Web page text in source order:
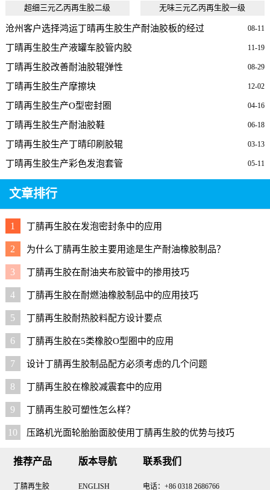
超细三元乙丙再生胶二级 无味三元乙丙再生胶一级
08-11
沧州客户选择鸿运丁晴再生胶生产耐油胶板的经过
11-19
丁晴再生胶生产液罐车胶管内胶
08-29
丁晴再生胶改善耐油胶辊弹性
12-02
丁晴再生胶生产摩擦块
04-16
丁晴再生胶生产O型密封圈
06-18
丁晴再生胶生产耐油胶鞋
03-13
丁晴再生胶生产丁晴印刷胶辊
05-11
丁晴再生胶生产彩色发泡套管
文章排行
1 丁腈再生胶在发泡密封条中的应用
2 为什么丁腈再生胶主要用途是生产耐油橡胶制品？
3 丁腈再生胶在耐油夹布胶管中的掺用技巧
4 丁腈再生胶在耐燃油橡胶制品中的应用技巧
5 丁腈再生胶耐热胶料配方设计要点
6 丁腈再生胶在5类橡胶O型圈中的应用
7 设计丁腈再生胶制品配方必须考虑的几个问题
8 丁腈再生胶在橡胶减震套中的应用
9 丁腈再生胶可塑性怎么样？
10 压路机光面轮胎胎面胶使用丁腈再生胶的优势与技巧
推荐产品
丁腈再生胶
版本导航
ENGLISH
联系我们
电话：+86 0318 2686766